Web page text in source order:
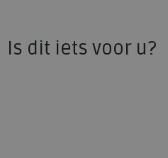
Is dit iets voor u?